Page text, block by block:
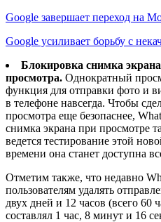
Google завершает переход на
Google усиливает борьбу с
Блокировка снимка
просмотра. Однократный
функция для отправки фото и
в телефоне навсегда. Чтобы
просмотра еще безопаснее,
снимка экрана при просмотре
ведется тестирование этой
времени она станет доступна
Отметим также, что недавно
пользователям удалять
двух дней и 12 часов (всего 60
составлял 1 час, 8 минут и 16